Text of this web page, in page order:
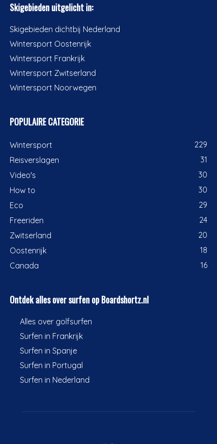
Skigebieden uitgelicht in:
Skigebieden dichtbij Nederland
Wintersport Oostenrijk
Wintersport Frankrijk
Wintersport Zwitserland
Wintersport Noorwegen
POPULAIRE CATEGORIE
Wintersport
229
Reisverslagen
31
Video's
30
How to
30
Eco
29
Freeriden
24
Zwitserland
20
Oostenrijk
18
Canada
16
Ontdek alles over surfen op Boardshortz.nl
Alles over golfsurfen
Surfen in Frankrijk
Surfen in Spanje
Surfen in Portugal
Surfen in Nederland